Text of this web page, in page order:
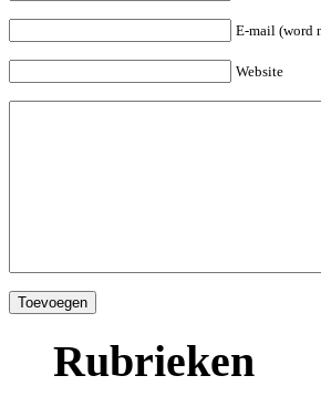
E-mail (word
Website
Rubrieken